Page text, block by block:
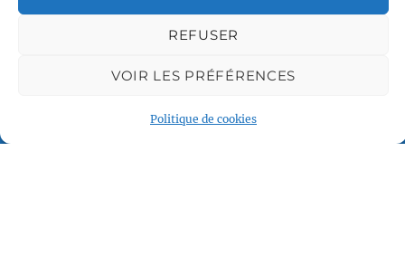
REFUSER
VOIR LES PRÉFÉRENCES
Politique de cookies